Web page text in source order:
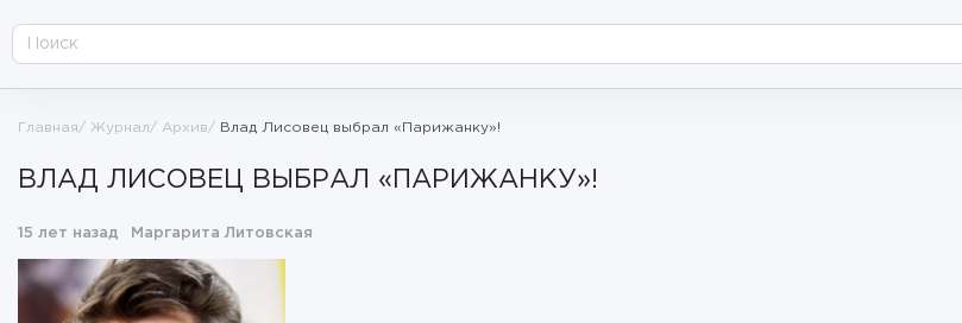
Главная Журнал Архив Влад Лисовец выбрал «Парижанку»!
ВЛАД ЛИСОВЕЦ ВЫБРАЛ «ПАРИЖАНКУ»!
15 лет назад Маргарита Литовская